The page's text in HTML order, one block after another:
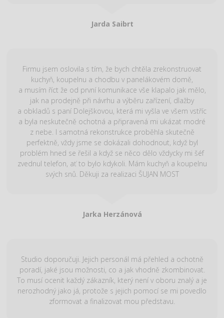
Jarda Saibrt
Firmu jsem oslovila s tím, že bych chtěla zrekonstruovat
kuchyň, koupelnu a chodbu v panelákovém domě,
a musím říct že od první komunikace vše klapalo jak mělo,
jak na prodejně při návrhu a výběru zařízení, dlažby
a obkladů s paní Dolejškovou, která mi vyšla ve všem vstříc
a byla neskutečně ochotná a připravená mi ukázat modré
z nebe. I samotná rekonstrukce proběhla skutečně
perfektně, vždy jsme se dokázali dohodnout, když byl
problém hned se řešil a když se něco dělo vždycky mi šéf
zvednul telefon, ať to bylo kdykoli. Mám kuchyň a koupelnu
svých snů. Děkuji za realizaci ŠUJAN MOST
Jarka Herzánová
Studio doporučuji. Jejich personál má přehled a ochotně
poradí, jaké jsou možnosti, co a jak vhodně zkombinovat.
To musí ocenit každý zákazník, který není v oboru znalý a je
nerozhodný jako já, protože s jejich pomocí se mi povedlo
zformovat a finalizovat mou představu.